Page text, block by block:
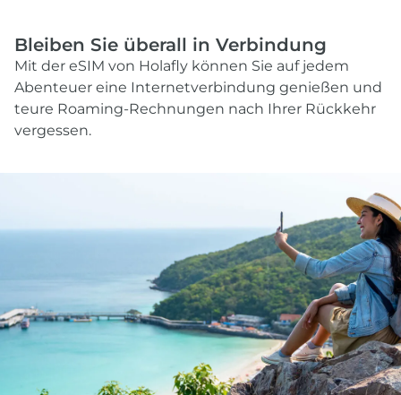
Bleiben Sie überall in Verbindung
Mit der eSIM von Holafly können Sie auf jedem
Abenteuer eine Internetverbindung genießen und
teure Roaming-Rechnungen nach Ihrer Rückkehr
vergessen.